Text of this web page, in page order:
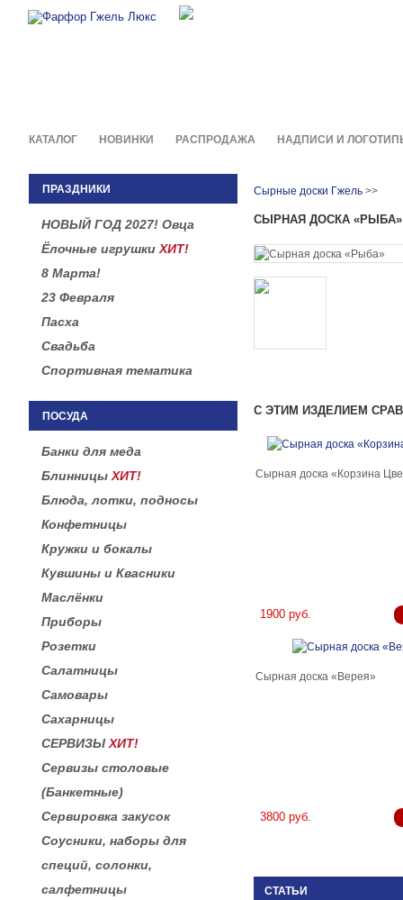
КАТАЛОГ НОВИНКИ РАСПРОДАЖА НАДПИСИ И
ПРАЗДНИКИ
НОВЫЙ ГОД 2027! Овца
Ёлочные игрушки ХИТ!
8 Марта!
23 Февраля
Пасха
Свадьба
Спортивная тематика
ПОСУДА
Банки для меда
Блинницы ХИТ!
Блюда, лотки, подносы
Конфетницы
Кружки и бокалы
Кувшины и Квасники
Маслёнки
Приборы
Розетки
Салатницы
Самовары
Сахарницы
СЕРВИЗЫ ХИТ!
Сервизы столовые
(Банкетные)
Сервировка закусок
Соусники, наборы для
специй, солонки,
салфетницы
Сырные доски Гжель >>
СЫРНАЯ ДОСКА «РЫБА»
С ЭТИМ ИЗДЕЛИЕМ
Сырная доска «Корзина
1900 руб.
Сырная доска «Верея»
3800 руб.
СТАТЬИ